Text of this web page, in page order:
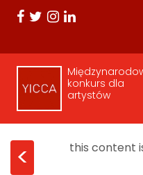
konkurs dla
artystów
< this content